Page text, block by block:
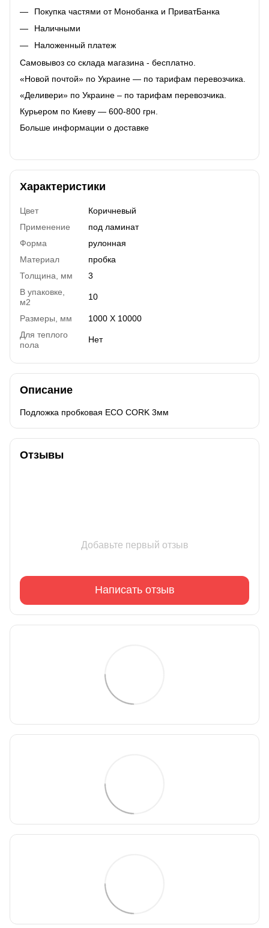
Покупка частями от Монобанка и ПриватБанка
Наличными
Наложенный платеж
Самовывоз со склада магазина - бесплатно.
«Новой почтой» по Украине — по тарифам перевозчика.
«Деливери» по Украине – по тарифам перевозчика.
Курьером по Киеву — 600-800 грн.
Больше информации о доставке
Характеристики
Цвет
Коричневый
Применение
под ламинат
Форма
рулонная
Материал
пробка
Толщина, мм
3
В упаковке,
м2
10
Размеры, мм
1000 Х 10000
Для теплого
пола
Нет
Описание
Подложка пробковая ECO CORK 3мм
Отзывы
Добавьте первый отзыв
Написать отзыв